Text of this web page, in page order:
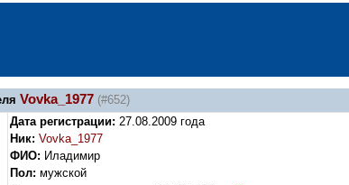
Vovka_1977 (#652)
Дата регистрации: 27.08.2009 года
Ник: Vovka_1977
ФИО: Иладимир
Пол: мужской